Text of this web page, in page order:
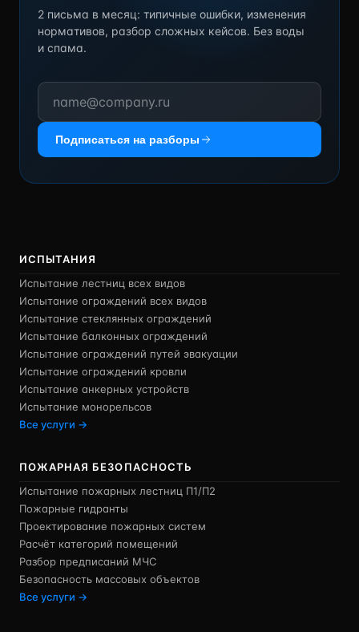
2 письма в месяц: типичные ошибки, изменения
нормативов, разбор сложных кейсов. Без воды
и спама.
Подписаться на разборы
ИСПЫТАНИЯ
Испытание лестниц всех видов
Испытание ограждений всех видов
Испытание стеклянных ограждений
Испытание балконных ограждений
Испытание ограждений путей эвакуации
Испытание ограждений кровли
Испытание анкерных устройств
Испытание монорельсов
Все услуги →
ПОЖАРНАЯ БЕЗОПАСНОСТЬ
Испытание пожарных лестниц П1/П2
Пожарные гидранты
Проектирование пожарных систем
Расчёт категорий помещений
Разбор предписаний МЧС
Безопасность массовых объектов
Все услуги →